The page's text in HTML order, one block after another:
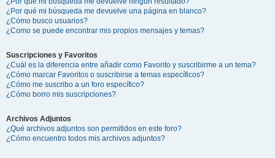
¿Por qué mi búsqueda me devuelve una página en blanco?
¿Cómo busco usuarios?
¿Como se puede encontrar mis propios mensajes y temas?
Suscripciones y Favoritos
¿Cuál es la diferencia entre añadir como Favorito y suscribirme a un tema?
¿Cómo marcar Favoritos o suscribirse a temas específicos?
¿Cómo me suscribo a un foro específico?
¿Cómo borro mis suscripciones?
Archivos Adjuntos
¿Qué archivos adjuntos son permitidos en este foro?
¿Cómo encuentro todos mis archivos adjuntos?